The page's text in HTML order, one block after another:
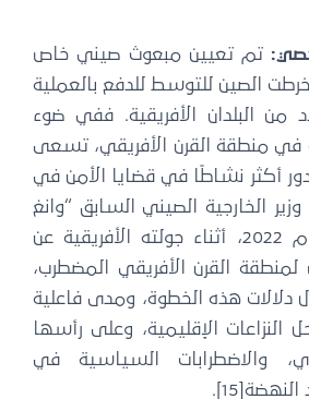
تم تعيين مبعوث صيني خاص
الصين للتوسط للدفع بالعملية
من البلدان الأفريقية. ففي ضوء
في منطقة القرن الأفريقي، تسعى
أكثر نشاطًا في قضايا الأمن في
الخارجية الصيني السابق “وانغ
يي” في مطلع عام 2022، أثناء جولته الأفريقية عن
القرن الأفريقي المضطرب،
دلالات هذه الخطوة، ومدى فاعلية
النزاعات الإقليمية، وعلى رأسها
والاضطرابات السياسية في